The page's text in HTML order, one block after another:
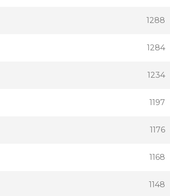
1288
1284
1234
1197
1176
1168
1148